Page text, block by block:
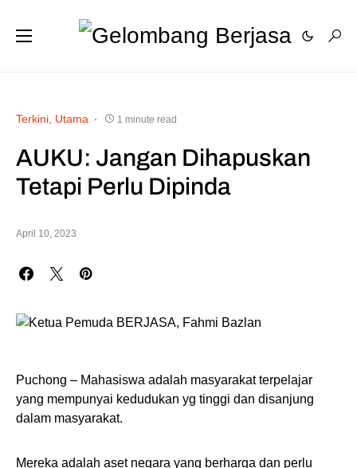
Terkini Utama 1 minute read
AUKU: Jangan Dihapuskan
Tetapi Perlu Dipinda
April 10, 2023
Puchong – Mahasiswa adalah masyarakat terpelajar
yang mempunyai kedudukan yg tinggi dan disanjung
dalam masyarakat.
Mereka adalah aset negara yang berharga dan perlu